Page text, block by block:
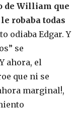
de William que
robaba todas
odiaba Edgar. Y
se
ahora, el
que ni se
marginal!,